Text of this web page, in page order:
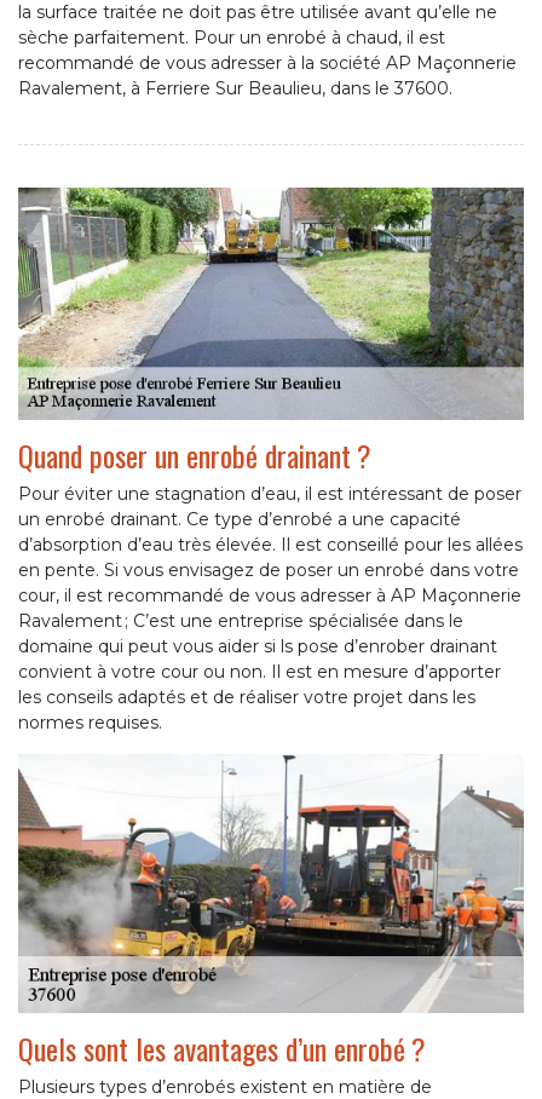
la surface traitée ne doit pas être utilisée avant qu’elle ne
sèche parfaitement. Pour un enrobé à chaud, il est
recommandé de vous adresser à la société AP Maçonnerie
Ravalement, à Ferriere Sur Beaulieu, dans le 37600.
Quand poser un enrobé drainant ?
Pour éviter une stagnation d’eau, il est intéressant de poser
un enrobé drainant. Ce type d’enrobé a une capacité
d’absorption d’eau très élevée. Il est conseillé pour les allées
en pente. Si vous envisagez de poser un enrobé dans votre
cour, il est recommandé de vous adresser à AP Maçonnerie
Ravalement ; C’est une entreprise spécialisée dans le
domaine qui peut vous aider si ls pose d’enrober drainant
convient à votre cour ou non. Il est en mesure d’apporter
les conseils adaptés et de réaliser votre projet dans les
normes requises.
Quels sont les avantages d’un enrobé ?
Plusieurs types d’enrobés existent en matière de